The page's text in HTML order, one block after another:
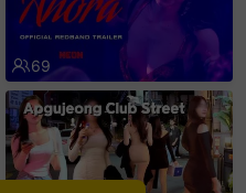
69